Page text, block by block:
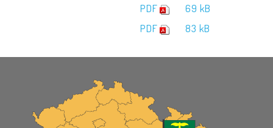
PDF
69 kB
PDF 83 kB